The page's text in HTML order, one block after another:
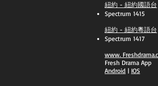
紐約 - 紐約國語台
Spectrum 1415
紐約 - 紐約粵語台
Spectrum 1417
​www.
Fresh Drama App
​Android | IOS